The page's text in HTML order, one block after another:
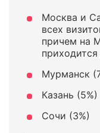
Москва и
всех
причем на
Мурманск
Казань (5%)
Сочи (3%)